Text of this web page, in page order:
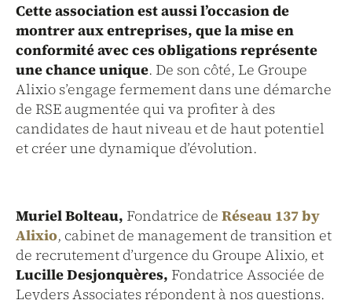
Cette association est aussi l’occasion de
montrer aux entreprises, que la mise en
conformité avec ces obligations représente
une chance unique. De son côté, Le Groupe
Alixio s’engage fermement dans une démarche
de RSE augmentée qui va profiter à des
candidates de haut niveau et de haut potentiel
et créer une dynamique d’évolution.
Muriel Bolteau, Fondatrice de Réseau 137 by
Alixio, cabinet de management de transition et
de recrutement d’urgence du Groupe Alixio, et
Lucille Desjonquères, Fondatrice Associée de
Leyders Associates répondent à nos questions.